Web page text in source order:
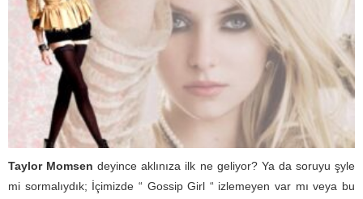
Taylor Momsendeyince aklınıza ilk ne geliyor? Ya da soruyu şyle
mi sormalıydık; İçimizde “ Gossip Girl “ izlemeyen var mı veya bu